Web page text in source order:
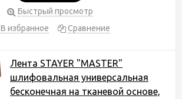
Быстрый просмотр
В избранное
Сравнение
Лента STAYER "MASTER"
шлифовальная универсальная
бесконечная на тканевой основе,